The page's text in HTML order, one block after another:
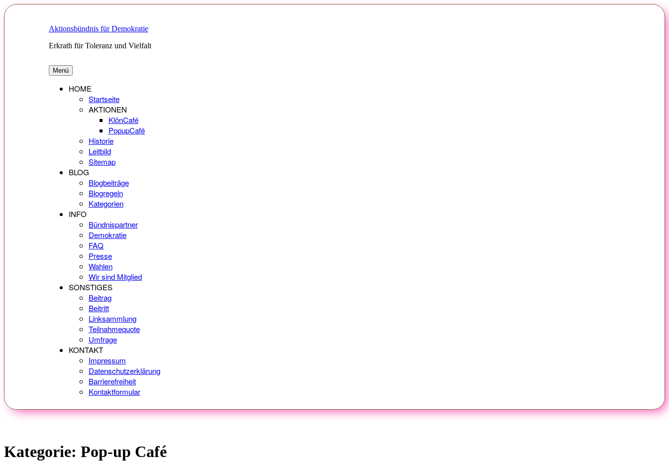
Zum
Inhalt
Aktionsbündnis für Demokratie
Erkrath für Toleranz und Vielfalt
Menü
HOME
Startseite
AKTIONEN
KlönCafé
PopupCafé
Historie
Leitbild
Sitemap
BLOG
Blogbeiträge
Blogregeln
Kategorien
INFO
Bündnispartner
Demokratie
FAQ
Presse
Wahlen
Wir sind Mitglied
SONSTIGES
Beitrag
Beitritt
Linksammlung
Teilnahmequote
Umfrage
KONTAKT
Impressum
Datenschutzerklärung
Barrierefreiheit
Kontaktformular
Kategorie: Pop-up Café